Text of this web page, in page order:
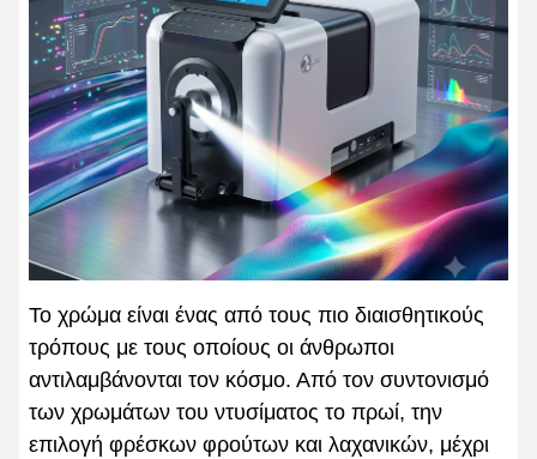
Το χρώμα είναι ένας από τους πιο διαισθητικούς
τρόπους με τους οποίους οι άνθρωποι
αντιλαμβάνονται τον κόσμο. Από τον συντονισμό
των χρωμάτων του ντυσίματος το πρωί, την
επιλογή φρέσκων φρούτων και λαχανικών, μέχρι